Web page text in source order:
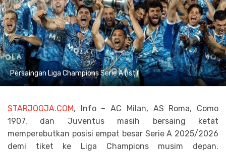
Persaingan Liga Champions Serie A (ist)
STARJOGJA.COM, Info – AC Milan, AS Roma, Como
1907, dan Juventus masih bersaing ketat
memperebutkan posisi empat besar Serie A 2025/2026
demi tiket ke Liga Champions musim depan.